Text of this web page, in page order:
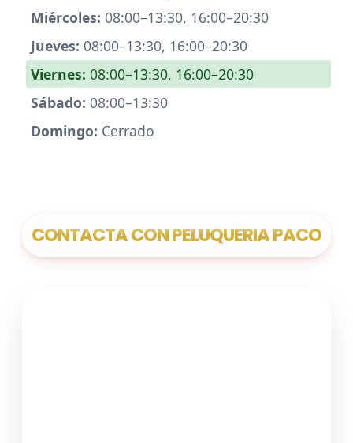
Miércoles: 08:00–13:30, 16:00–20:30
Jueves: 08:00–13:30, 16:00–20:30
Viernes: 08:00–13:30, 16:00–20:30
Sábado: 08:00–13:30
Domingo: Cerrado
CONTACTA CON PELUQUERIA PACO